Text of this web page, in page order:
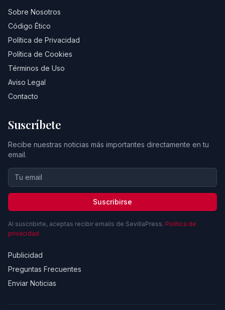
Sobre Nosotros
Código Ético
Política de Privacidad
Política de Cookies
Términos de Uso
Aviso Legal
Contacto
Suscríbete
Recibe nuestras noticias más importantes directamente en tu
email.
Suscribirse
Al suscribirte, aceptas recibir emails de SevillaPress. Política de
privacidad
Publicidad
Preguntas Frecuentes
Enviar Noticias